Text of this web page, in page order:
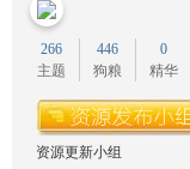
266
主题
446
狗粮
0
精华
资源更新小组